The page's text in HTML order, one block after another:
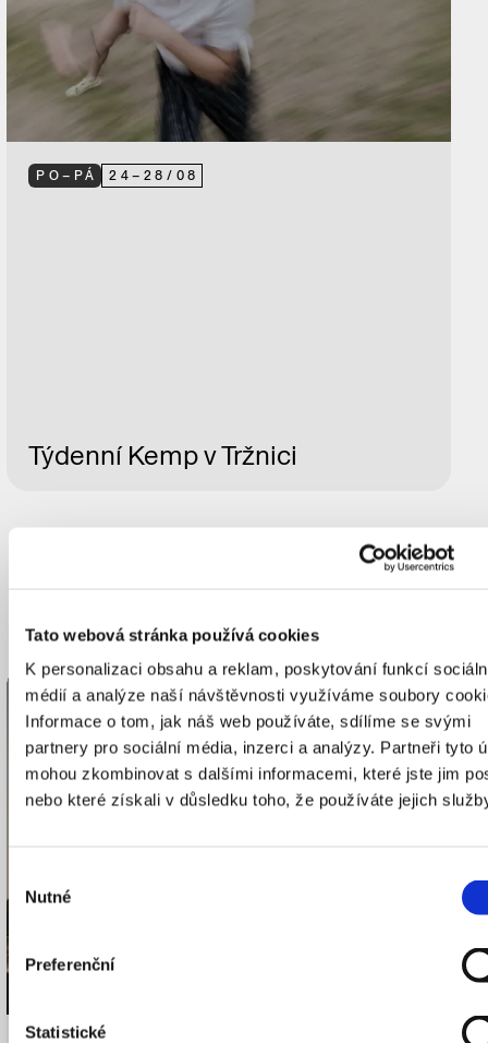
Tato webová stránka používá cookies
K personalizaci obsahu a reklam, poskytování funkcí
médií a analýze naší návštěvnosti využíváme soubory
Informace o tom, jak náš web používáte, sdílíme se svými
partnery pro sociální média, inzerci a analýzy. Partneři tyto
mohou zkombinovat s dalšími informacemi, které jste jim
nebo které získali v důsledku toho, že používáte jejich
souhlasu
Nutné
Preferenční
Statistické
PO–PÁ 24– 28/ 08
Týdenní Kemp v Tržnici
KOMENTOVANÁ PROHLÍDKA ČZJ